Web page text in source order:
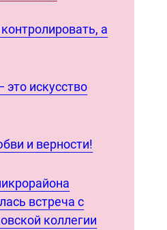
а
это искусство
и верности!
встреча с
коллегии